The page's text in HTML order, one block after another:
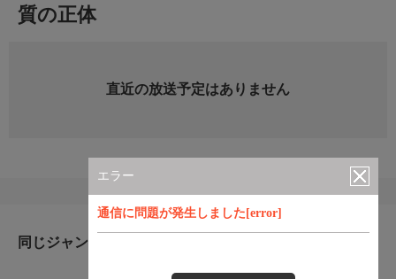
エラー
通信に問題が発生しました[error]
質の正体
直近の放送予定はありません
同じジャンルのおすすめ番組